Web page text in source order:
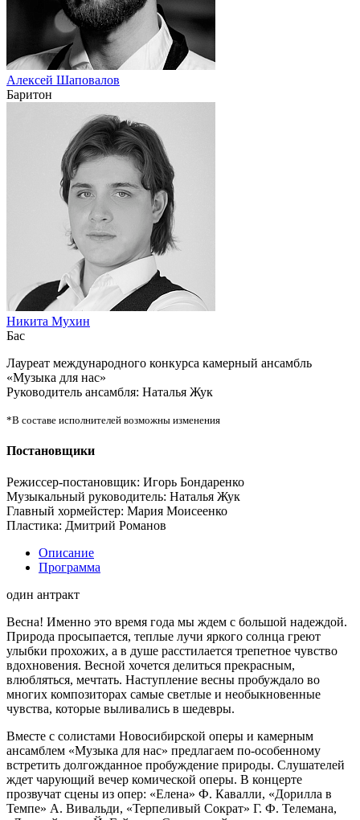
Алексей Шаповалов
Баритон
Никита Мухин
Бас
Лауреат международного конкурса камерный ансамбль
«Музыка для нас»
Руководитель ансамбля: Наталья Жук
*В составе исполнителей возможны изменения
Постановщики
Режиссер-постановщик: Игорь Бондаренко
Музыкальный руководитель: Наталья Жук
Главный хормейстер: Мария Моисеенко
Пластика: Дмитрий Романов
Описание
Программа
один антракт
Весна! Именно это время года мы ждем с большой надеждой.
Природа просыпается, теплые лучи яркого солнца греют
улыбки прохожих, а в душе расстилается трепетное чувство
вдохновения. Весной хочется делиться прекрасным,
влюбляться, мечтать. Наступление весны пробуждало во
многих композиторах самые светлые и необыкновенные
чувства, которые выливались в шедевры.
Вместе с солистами Новосибирской оперы и камерным
ансамблем «Музыка для нас» предлагаем по-особенному
встретить долгожданное пробуждение природы. Слушателей
ждет чарующий вечер комической оперы. В концерте
прозвучат сцены из опер: «Елена» Ф. Кавалли, «Дорилла в
Темпе» А. Вивальди, «Терпеливый Сократ» Г. Ф. Телемана,